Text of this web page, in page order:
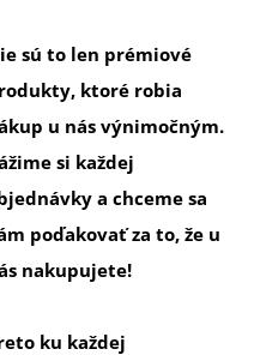
sú to len prémiové
ktoré robia
u nás výnimočným.
si každej
a chceme sa
poďakovať za to, že u
nakupujete!
ku každej